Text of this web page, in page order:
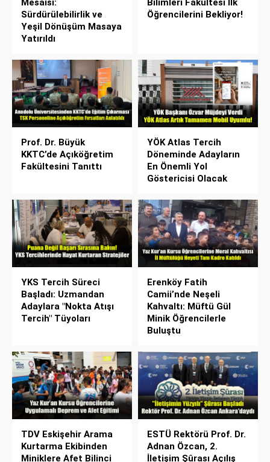
Mesaisi:
Sürdürülebilirlik ve
Yeşil Dönüşüm Masaya
Yatırıldı
Bilimleri Fakültesi İlk
Öğrencilerini Bekliyor!
Prof. Dr. Büyük
KKTC’de Açıköğretim
Fakültesini Tanıttı
YÖK Atlas Tercih
Döneminde Adayların
En Önemli Yol
Göstericisi Olacak
YKS Tercih Süreci
Başladı: Uzmandan
Adaylara "Nokta Atışı
Tercih" Tüyoları
Erenköy Fatih
Camii’nde Neşeli
Kahvaltı: Müftü Gül
Minik Öğrencilerle
Buluştu
TDV Eskişehir Arama
Kurtarma Ekibinden
Miniklere Afet Bilinci
ESTÜ Rektörü Prof. Dr.
Adnan Özcan, 2.
İletişim Şûrası Açılış